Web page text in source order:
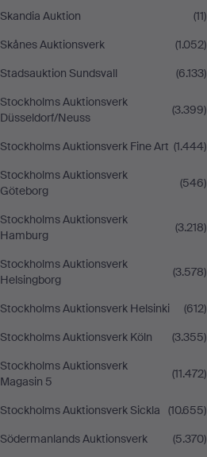
Skandia Auktion
(11)
Skånes Auktionsverk
(1.052)
Stadsauktion Sundsvall
(6.133)
Stockholms Auktionsverk
Düsseldorf/Neuss
(3.399)
Stockholms Auktionsverk Fine Art (1.444)
Stockholms Auktionsverk
Göteborg
(546)
Stockholms Auktionsverk
Hamburg
(3.218)
Stockholms Auktionsverk
Helsingborg
(3.578)
Stockholms Auktionsverk Helsinki
(612)
Stockholms Auktionsverk Köln
(3.355)
Stockholms Auktionsverk
Magasin 5
(11.472)
Stockholms Auktionsverk Sickla
(10.655)
Södermanlands Auktionsverk
(5.370)